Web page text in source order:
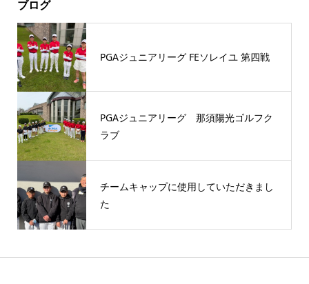
ブログ
PGAジュニアリーグ FEソレイユ 第四戦
PGAジュニアリーグ 那須陽光ゴルフク
ラブ
チームキャップに使用していただきまし
た